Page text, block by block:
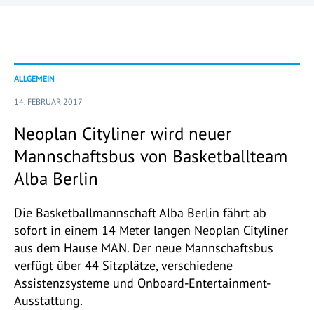
ALLGEMEIN
14. FEBRUAR 2017
Neoplan Cityliner wird neuer
Mannschaftsbus von Basketballteam
Alba Berlin
Die Basketballmannschaft Alba Berlin fährt ab
sofort in einem 14 Meter langen Neoplan Cityliner
aus dem Hause MAN. Der neue Mannschaftsbus
verfügt über 44 Sitzplätze, verschiedene
Assistenzsysteme und Onboard-Entertainment-
Ausstattung.